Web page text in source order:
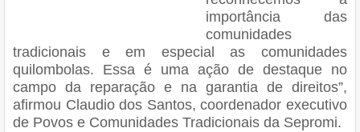
importância das
comunidades
tradicionais e em especial as comunidades
quilombolas. Essa é uma ação de destaque no
campo da reparação e na garantia de direitos”,
afirmou Claudio dos Santos, coordenador executivo
de Povos e Comunidades Tradicionais da Sepromi.